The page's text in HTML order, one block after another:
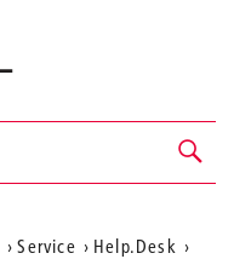
Service Help.Desk